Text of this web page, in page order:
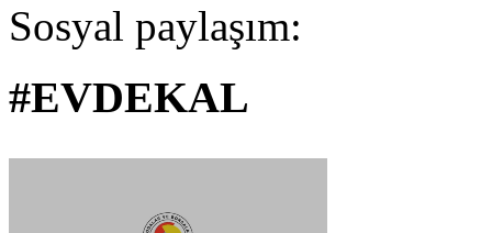
Sosyal paylaşım:
#EVDEKAL